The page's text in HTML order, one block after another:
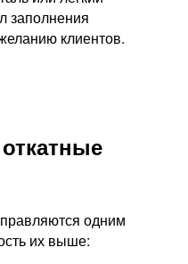
заполнения
клиентов.
одним
их выше: